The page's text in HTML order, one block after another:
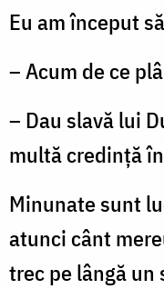
Eu am început
– Acum de ce
– Dau slavă lui
multă credinţă
Minunate sunt
atunci cânt
trec pe lângă